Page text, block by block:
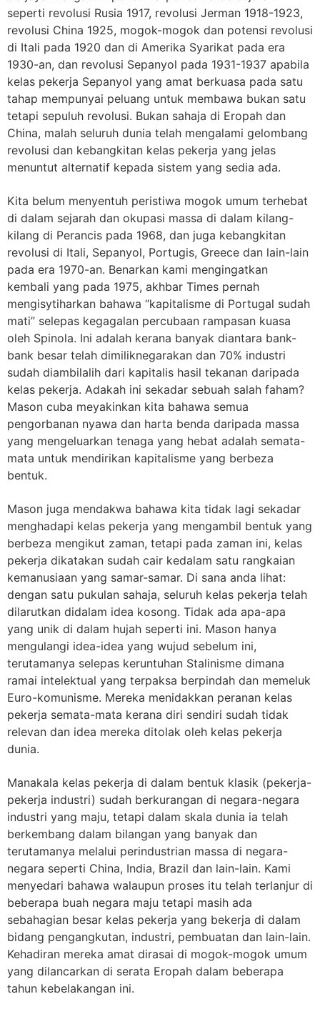
seperti revolusi Rusia 1917, revolusi Jerman 1918-1923,
revolusi China 1925, mogok-mogok dan potensi revolusi
di Itali pada 1920 dan di Amerika Syarikat pada era
1930-an, dan revolusi Sepanyol pada 1931-1937 apabila
kelas pekerja Sepanyol yang amat berkuasa pada satu
tahap mempunyai peluang untuk membawa bukan satu
tetapi sepuluh revolusi. Bukan sahaja di Eropah dan
China, malah seluruh dunia telah mengalami gelombang
revolusi dan kebangkitan kelas pekerja yang jelas
menuntut alternatif kepada sistem yang sedia ada.
Kita belum menyentuh peristiwa mogok umum terhebat
di dalam sejarah dan okupasi massa di dalam kilang-
kilang di Perancis pada 1968, dan juga kebangkitan
revolusi di Itali, Sepanyol, Portugis, Greece dan lain-lain
pada era 1970-an. Benarkan kami mengingatkan
kembali yang pada 1975, akhbar Times pernah
mengisytiharkan bahawa “kapitalisme di Portugal sudah
mati” selepas kegagalan percubaan rampasan kuasa
oleh Spinola. Ini adalah kerana banyak diantara bank-
bank besar telah dimiliknegarakan dan 70% industri
sudah diambilalih dari kapitalis hasil tekanan daripada
kelas pekerja. Adakah ini sekadar sebuah salah faham?
Mason cuba meyakinkan kita bahawa semua
pengorbanan nyawa dan harta benda daripada massa
yang mengeluarkan tenaga yang hebat adalah semata-
mata untuk mendirikan kapitalisme yang berbeza
bentuk.
Mason juga mendakwa bahawa kita tidak lagi sekadar
menghadapi kelas pekerja yang mengambil bentuk yang
berbeza mengikut zaman, tetapi pada zaman ini, kelas
pekerja dikatakan sudah cair kedalam satu rangkaian
kemanusiaan yang samar-samar. Di sana anda lihat:
dengan satu pukulan sahaja, seluruh kelas pekerja telah
dilarutkan didalam idea kosong. Tidak ada apa-apa
yang unik di dalam hujah seperti ini. Mason hanya
mengulangi idea-idea yang wujud sebelum ini,
terutamanya selepas keruntuhan Stalinisme dimana
ramai intelektual yang terpaksa berpindah dan memeluk
Euro-komunisme. Mereka menidakkan peranan kelas
pekerja semata-mata kerana diri sendiri sudah tidak
relevan dan idea mereka ditolak oleh kelas pekerja
dunia.
Manakala kelas pekerja di dalam bentuk klasik (pekerja-
pekerja industri) sudah berkurangan di negara-negara
industri yang maju, tetapi dalam skala dunia ia telah
berkembang dalam bilangan yang banyak dan
terutamanya melalui perindustrian massa di negara-
negara seperti China, India, Brazil dan lain-lain. Kami
menyedari bahawa walaupun proses itu telah terlanjur di
beberapa buah negara maju tetapi masih ada
sebahagian besar kelas pekerja yang bekerja di dalam
bidang pengangkutan, industri, pembuatan dan lain-lain.
Kehadiran mereka amat dirasai di mogok-mogok umum
yang dilancarkan di serata Eropah dalam beberapa
tahun kebelakangan ini.